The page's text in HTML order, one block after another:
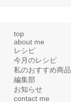
top
about me
レシピ
今月のレシピ
私のおすすめ商品
編集部
お知らせ
contact me